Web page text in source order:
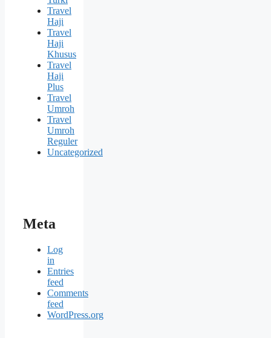
Travel
Haji
Travel
Haji
Khusus
Travel
Haji
Plus
Travel
Umroh
Travel
Umroh
Reguler
Uncategorized
Meta
Log
in
Entries
feed
Comments
feed
WordPress.org